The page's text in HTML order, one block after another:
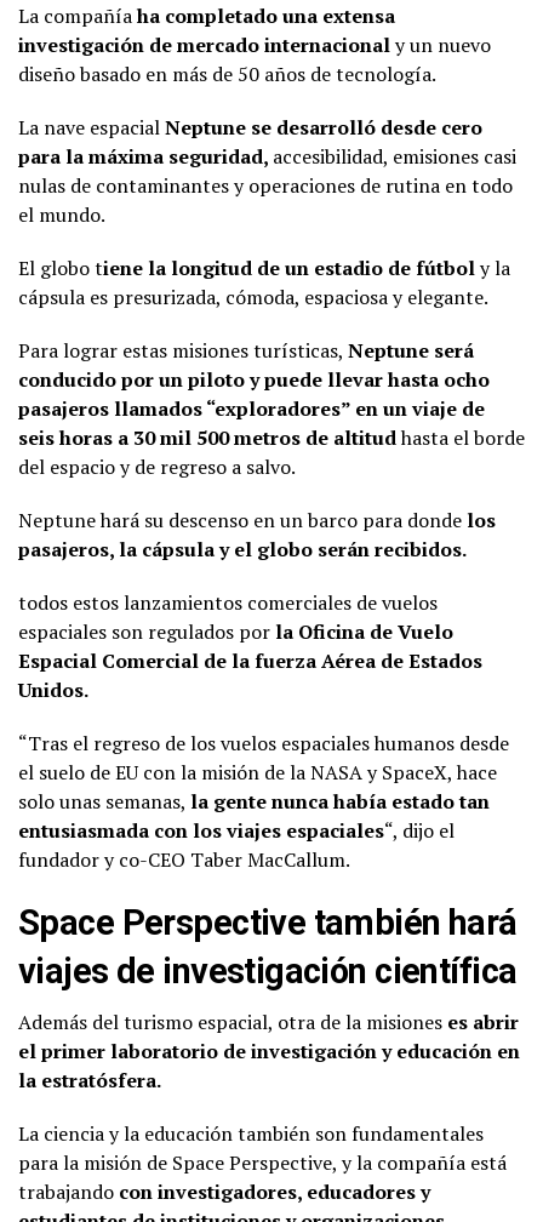
La compañíaha completado una extensa
investigación de mercado internacionaly un nuevo
diseño basado en más de 50 años de tecnología.
La nave espacialNeptune se desarrolló desde cero
para la máxima seguridad, accesibilidad, emisiones casi
nulas de contaminantes y operaciones de rutina en todo
el mundo.
El globo tiene la longitud de un estadio de fútboly la
cápsula es presurizada, cómoda, espaciosa y elegante.
Para lograr estas misiones turísticas, Neptune será
conducido por un piloto y puede llevar hasta ocho
pasajeros llamados “exploradores” en un viaje de
seis horas a 30 mil 500 metros de altitudhasta el borde
del espacio y de regreso a salvo.
Neptune hará su descenso en un barco para donde los
pasajeros, la cápsula y el globo serán recibidos.
todos estos lanzamientos comerciales de vuelos
espaciales son regulados por la Oficina de Vuelo
Espacial Comercial de la fuerza Aérea de Estados
Unidos.
“Tras el regreso de los vuelos espaciales humanos desde
el suelo de EU con la misión de la NASA y SpaceX, hace
solo unas semanas, la gente nunca había estado tan
entusiasmada con los viajes espaciales“, dijo el
fundador y co-CEO Taber MacCallum.
Space Perspective también hará
viajes de investigación científica
Además del turismo espacial, otra de la misiones es abrir
el primer laboratorio de investigación y educación en
la estratósfera.
La ciencia y la educación también son fundamentales
para la misión de Space Perspective, y la compañía está
trabajando con investigadores, educadores y